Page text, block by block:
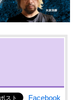
Facebook